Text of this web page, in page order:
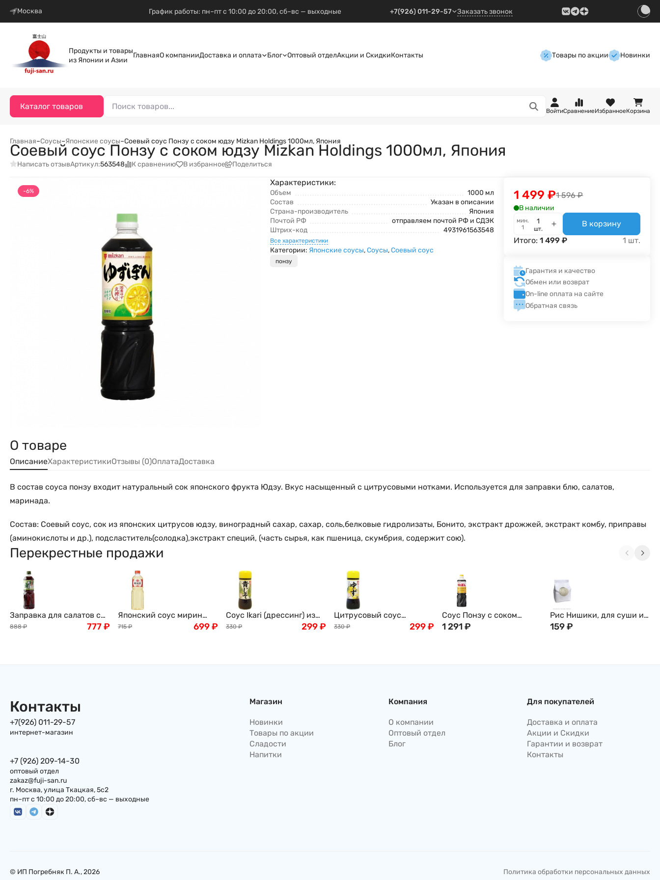
Москва График работы: пн–пт с 10:00 до 20:00, сб–вс — выходные +7(926) 011-29-57 Заказать звонок
Продукты и товары
из Японии и Азии
ГлавнаяО компанииДоставка и оплата Блог Оптовый отделАкции и СкидкиКонтакты Товары по акции Новинки
Каталог товаров
ВойтиСравнениеИзбранноеКорзина
Главная–Соусы–Японские соусы–Соевый соус Понзу с соком юдзу Mizkan Holdings 1000мл, Япония
Соевый соус Понзу с соком юдзу Mizkan Holdings 1000мл, Япония
Написать отзывАртикул:563548 К сравнению В избранное Поделиться
-6%
Характеристики:
Объем
1000 мл
Состав
Указан в описании
Страна-производитель
Япония
Почтой РФ
отправляем почтой РФ и СДЭК
Штрих-код
4931961563548
Все характеристики
Категории: Японские соусы,Соусы,Соевый соус
понзу
1 596 ₽
1 499 ₽
В наличии
мин.
1
шт.
В корзину
Итого:1 499 ₽ 1 шт.
Гарантия и качество
Обмен или возврат
On-line оплата на сайте
Обратная связь
О товаре
ОписаниеХарактеристикиОтзывы (0)ОплатаДоставка
В состав соуса понзу входит натуральный сок японского фрукта Юдзу. Вкус насыщенный с цитрусовыми нотками. Используется для заправки блю, салатов,
маринада.
Состав: Соевый соус, сок из японских цитрусов юдзу, виноградный сахар, сахар, соль,белковые гидролизаты, Бонито, экстракт дрожжей, экстракт комбу, приправы
(аминокислоты и др.), подсластитель(солодка),экстракт специй, (часть сырья, как пшеница, скумбрия, содержит сою).
Перекрестные продажи
Заправка для салатов с
листьями Шисо
888 ₽ 777₽
Японский соус мирин
King Jyoso, 1000мл
715 ₽ 699₽
Соус Ikari (дрессинг) из
листьев шисо, Япония,
330 ₽ 299₽
Цитрусовый соус
(дрессинг) с японским
330 ₽ 299₽
Соус Понзу с соком
цитруса юдзу и соевым
1 291 ₽
Рис Нишики, для суши и
роллов, 1кг
159₽
Контакты
+7(926) 011-29-57
интернет-магазин
+7 (926) 209-14-30
оптовый отдел
zakaz@fuji-san.ru
г. Москва, улица Ткацкая, 5с2
пн–пт с 10:00 до 20:00, сб–вс — выходные
Магазин
Новинки
Товары по акции
Сладости
Напитки
Компания
О компании
Оптовый отдел
Блог
Для покупателей
Доставка и оплата
Акции и Скидки
Гарантии и возврат
Контакты
© ИП Погребняк П. А., 2026 Политика обработки персональных данных